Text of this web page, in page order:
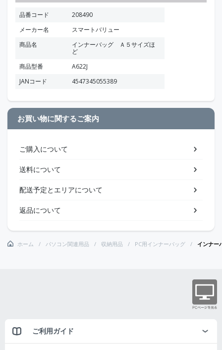
品番コード
208490
メーカー名
スマートバリュー
商品名
インナーバッグ Ａ５サイズほ
ど
商品型番
A622J
JANコード
4547345055389
お買い物に関するご案内
ご購入について
送料について
配送予定とエリアについて
返品について
ホーム パソコン関連用品 収納用品 PC用インナーバッグ インナー
ご利用ガイド